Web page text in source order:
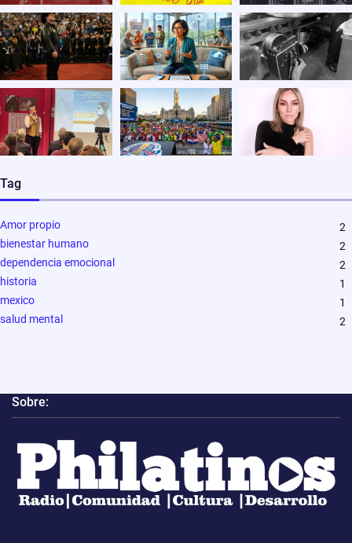
Tag
Amor propio
2
bienestar humano
2
dependencia emocional
2
historia
1
mexico
1
salud mental
2
Sobre: